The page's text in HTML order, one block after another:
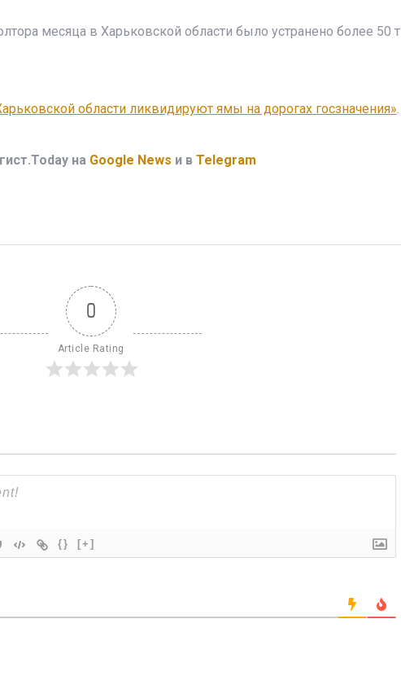
месяца в Харьковской области было устранено более 50
области ликвидируют ямы на дорогах госзначения».
на Google News и в Telegram
0
Article Rating
{} [+]